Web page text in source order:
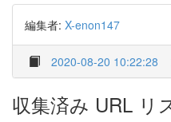
編集者: X-enon147
2020-08-20 10:22:28
収集済み URL リ